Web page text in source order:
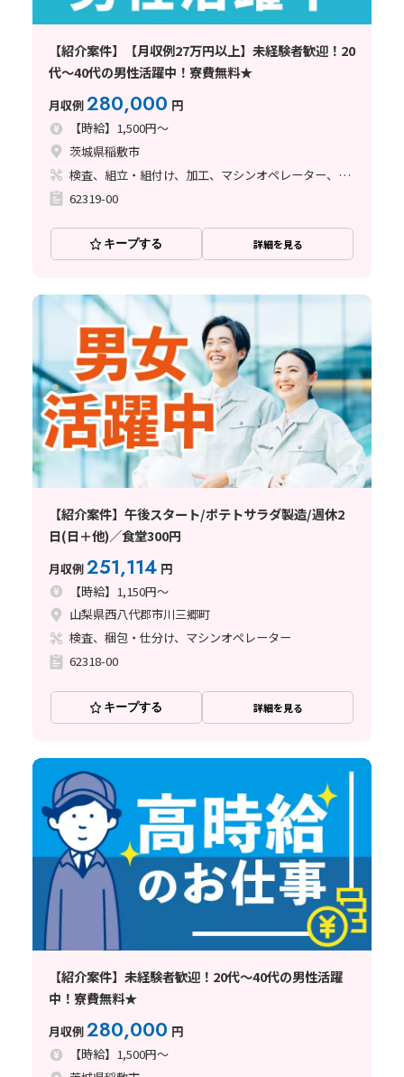
【紹介案件】【月収例27万円以上】未経験者歓迎！20
代～40代の男性活躍中！寮費無料★
月収例280,000 円
【時給】1,500円～
茨城県稲敷市
検査、組立・組付け、加工、マシンオペレーター、溶接、塗装
62319-00
キープする 詳細を見る
【紹介案件】午後スタート/ポテトサラダ製造/週休2
日(日＋他)／食堂300円
月収例251,114 円
【時給】1,150円～
山梨県西八代郡市川三郷町
検査、梱包・仕分け、マシンオペレーター
62318-00
キープする 詳細を見る
【紹介案件】未経験者歓迎！20代～40代の男性活躍
中！寮費無料★
月収例280,000 円
【時給】1,500円～